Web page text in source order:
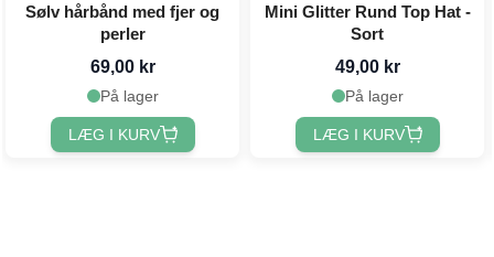
Sølv hårbånd med fjer og
perler
69,00 kr
På lager
LÆG I KURV
Mini Glitter Rund Top Hat -
Sort
49,00 kr
På lager
LÆG I KURV